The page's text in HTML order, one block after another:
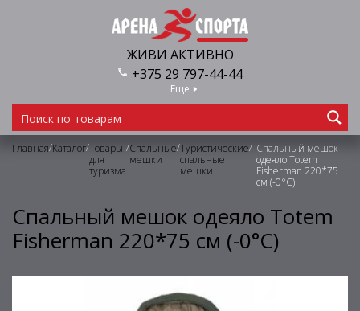
ЖИВИ АКТИВНО
+375 29 797-44-44
Еще
Главная/Каталог/Товары
для
туризма
/Спальные
мешки
/Туристические
спальные
мешки
/ Спальный мешок
одеяло Totem
Fisherman 220*75
см (-0°C)
Спальный мешок одеяло Totem
Fisherman 220*75 см (-0°C)